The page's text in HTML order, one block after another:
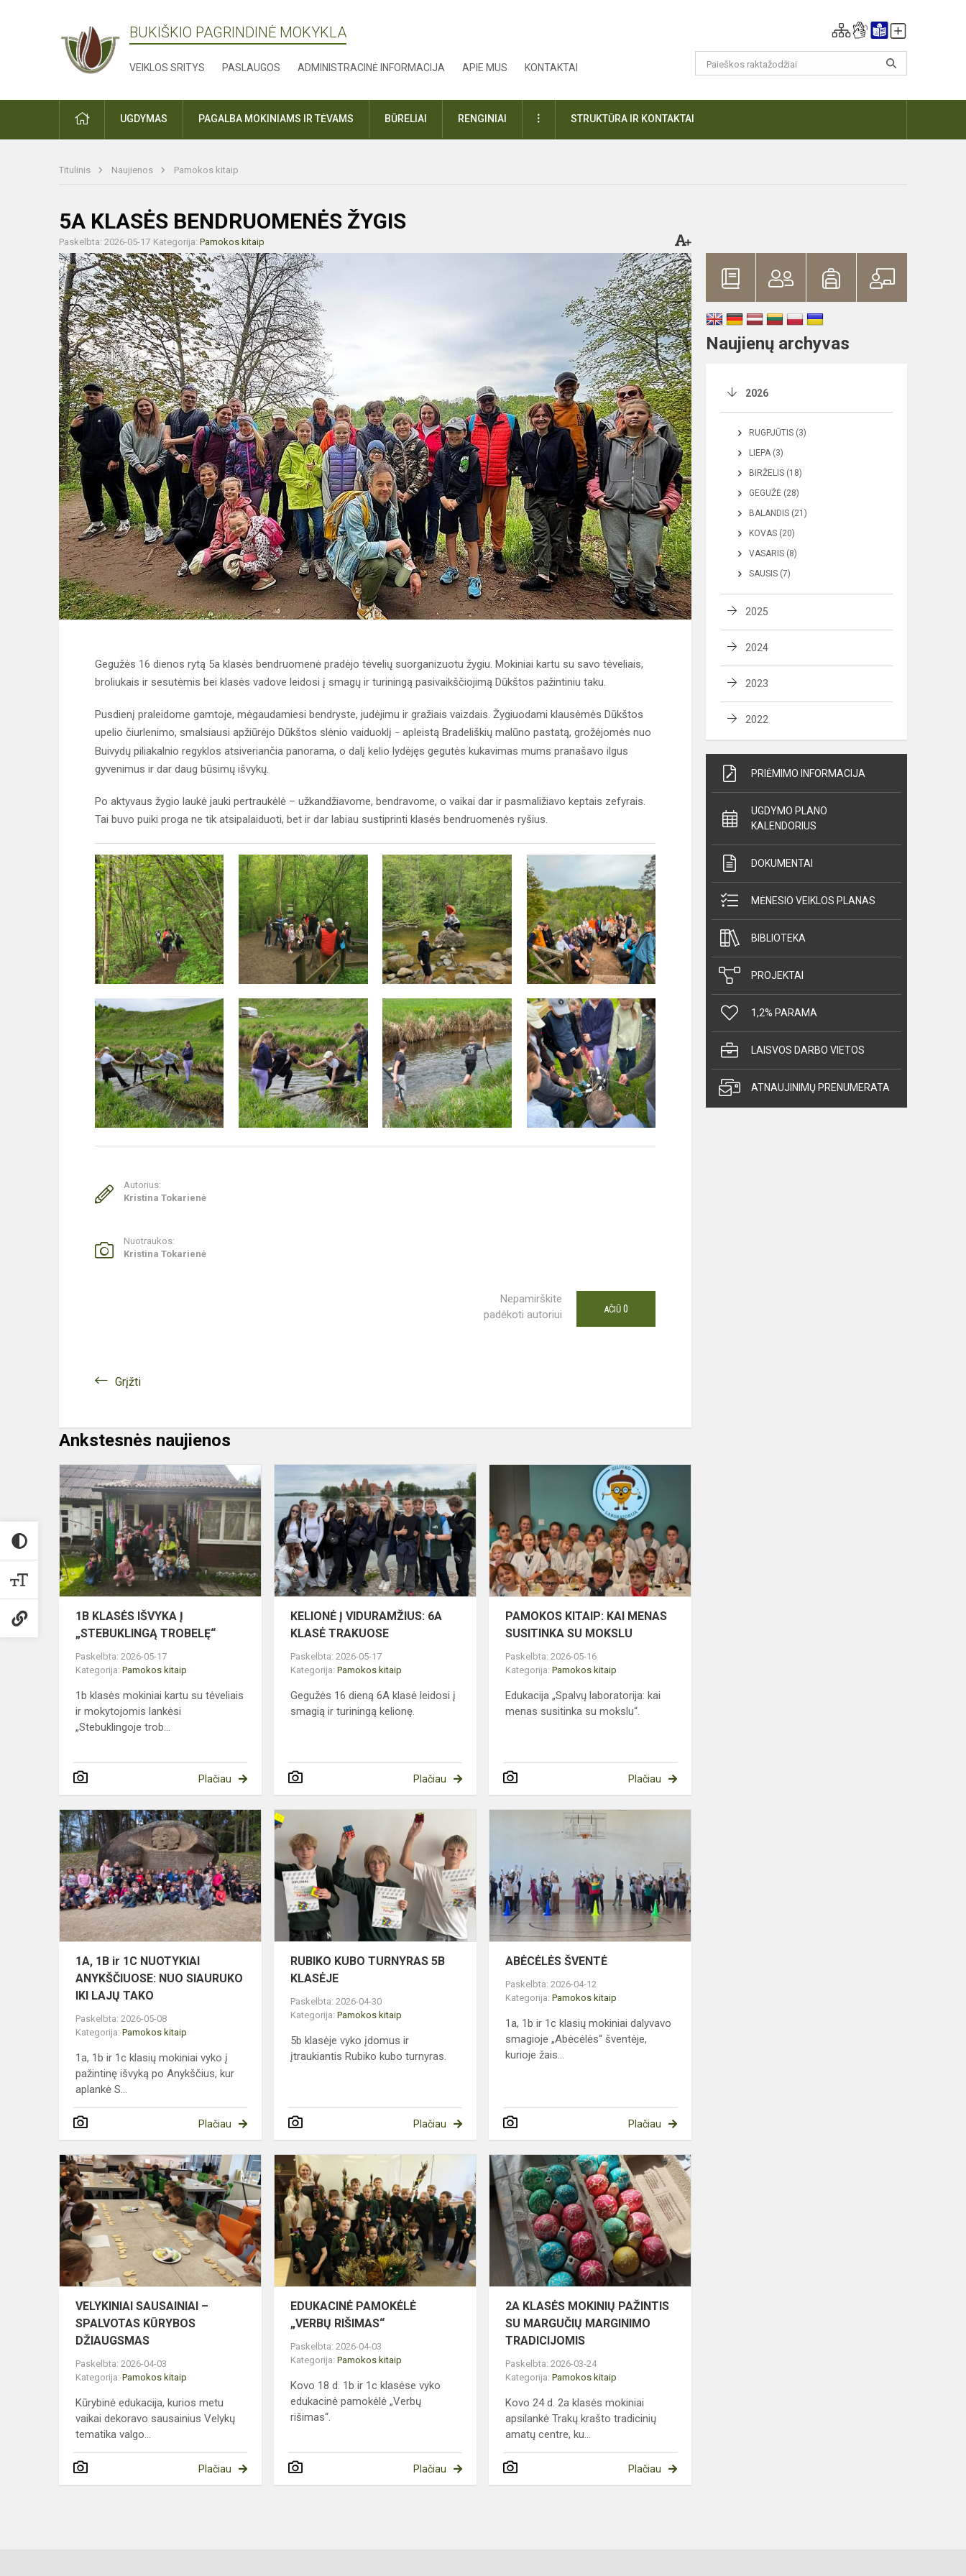
BUKIŠKIO PAGRINDINĖ MOKYKLA
VEIKLOS SRITYS PASLAUGOS ADMINISTRACINĖ INFORMACIJA APIE MUS KONTAKTAI
PRADŽIAUGDYMAS PAGALBA MOKINIAMS IR TĖVAMS BŪRELIAI RENGINIAI DAUGIAUSTRUKTŪRA IR KONTAKTAI
Titulinis Naujienos Pamokos kitaip
5A KLASĖS BENDRUOMENĖS ŽYGIS
Paskelbta: 2026-05-17 Kategorija: Pamokos kitaip
Gegužės 16 dienos rytą 5a klasės bendruomenė pradėjo tėvelių suorganizuotu žygiu. Mokiniai kartu su savo tėveliais,
broliukais ir sesutėmis bei klasės vadove leidosi į smagų ir turiningą pasivaikščiojimą Dūkštos pažintiniu taku.
Pusdienį praleidome gamtoje, mėgaudamiesi bendryste, judėjimu ir gražiais vaizdais. Žygiuodami klausėmės Dūkštos
upelio čiurlenimo, smalsiausi apžiūrėjo Dūkštos slėnio vaiduoklį – apleistą Bradeliškių malūno pastatą, grožėjomės nuo
Buivydų piliakalnio regyklos atsiveriančia panorama, o dalį kelio lydėjęs gegutės kukavimas mums pranašavo ilgus
gyvenimus ir dar daug būsimų išvykų.
Po aktyvaus žygio laukė jauki pertraukėlė – užkandžiavome, bendravome, o vaikai dar ir pasmaližiavo keptais zefyrais.
Tai buvo puiki proga ne tik atsipalaiduoti, bet ir dar labiau sustiprinti klasės bendruomenės ryšius.
Autorius:
Kristina Tokarienė
Nuotraukos:
Kristina Tokarienė
Nepamirškite
padėkoti autoriui
AČIŪ 0
Grįžti
Ankstesnės naujienos
KLASĖS
IŠVYKA
Į
„STEBUKLINGĄ
TROBELĘ“
1B KLASĖS IŠVYKA Į
„STEBUKLINGĄ TROBELĘ“
Paskelbta: 2026-05-17
Kategorija: Pamokos kitaip
1b klasės mokiniai kartu su tėveliais
ir mokytojomis lankėsi
„Stebuklingoje trob...
Plačiau
KELIONĖ
Į
6A
KLASĖ
TRAKUOSE
KELIONĖ Į VIDURAMŽIUS: 6A
KLASĖ TRAKUOSE
Paskelbta: 2026-05-17
Kategorija:Pamokos kitaip
Gegužės 16 dieną 6A klasė leidosi į
smagią ir turiningą kelionę.
Plačiau
SU
PAMOKOS KITAIP: KAI MENAS
SUSITINKA SU MOKSLU
Paskelbta: 2026-05-16
Kategorija:Pamokos kitaip
Edukacija „Spalvų laboratorija: kai
menas susitinka su mokslu“.
Plačiau
1A,
1B
ir
1C
NUOTYKIAI
ANYKŠČIUOSE:
NUO
SIAURUKO
1A, 1B ir 1C NUOTYKIAI
ANYKŠČIUOSE: NUO SIAURUKO
IKI LAJŲ TAKO
Paskelbta: 2026-05-08
Kategorija: Pamokos kitaip
1a, 1b ir 1c klasių mokiniai vyko į
pažintinę išvyką po Anykščius, kur
aplankė S...
Plačiau
KLASĖJE
RUBIKO KUBO TURNYRAS 5B
KLASĖJE
Paskelbta: 2026-04-30
Kategorija:Pamokos kitaip
5b klasėje vyko įdomus ir
įtraukiantis Rubiko kubo turnyras.
Plačiau
ABĖCĖLĖS ŠVENTĖ
Paskelbta: 2026-04-12
Kategorija:Pamokos kitaip
1a, 1b ir 1c klasių mokiniai dalyvavo
smagioje „Abėcėlės“ šventėje,
kurioje žais...
Plačiau
VELYKINIAI
SAUSAINIAI
–
SPALVOTAS
KŪRYBOS
DŽIAUGSMAS
VELYKINIAI SAUSAINIAI –
SPALVOTAS KŪRYBOS
DŽIAUGSMAS
Paskelbta: 2026-04-03
Kategorija: Pamokos kitaip
Kūrybinė edukacija, kurios metu
vaikai dekoravo sausainius Velykų
tematika valgo...
Plačiau
EDUKACINĖ
PAMOKĖLĖ
„VERBŲ
RIŠIMAS“
EDUKACINĖ PAMOKĖLĖ
„VERBŲ RIŠIMAS“
Paskelbta: 2026-04-03
Kategorija:Pamokos kitaip
Kovo 18 d. 1b ir 1c klasėse vyko
edukacinė pamokėlė „Verbų
rišimas“.
Plačiau
2A
KLASĖS
MOKINIŲ
MARGUČIŲ
2A KLASĖS MOKINIŲ PAŽINTIS
SU MARGUČIŲ MARGINIMO
TRADICIJOMIS
Paskelbta: 2026-03-24
Kategorija:Pamokos kitaip
Kovo 24 d. 2a klasės mokiniai
apsilankė Trakų krašto tradicinių
amatų centre, ku...
Plačiau
Naujienų archyvas
2026
RUGPJŪTIS (3)
LIEPA (3)
BIRŽELIS (18)
GEGUŽĖ (28)
BALANDIS (21)
KOVAS (20)
VASARIS (8)
SAUSIS (7)
2025
2024
2023
2022
PRIĖMIMO INFORMACIJA
UGDYMO PLANO
KALENDORIUS
DOKUMENTAI
MĖNESIO VEIKLOS PLANAS
BIBLIOTEKA
PROJEKTAI
1,2% PARAMA
LAISVOS DARBO VIETOS
ATNAUJINIMŲ PRENUMERATA